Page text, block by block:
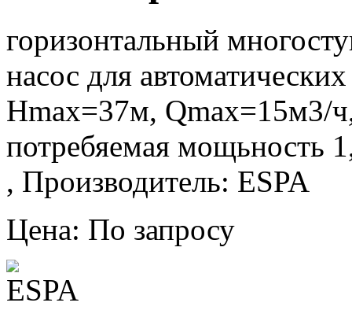
горизонтальный
насос для
Hmax=37м, Qmax=15м3/
потребяемая мощьность
, Производитель: ESPA
Цена: По запросу